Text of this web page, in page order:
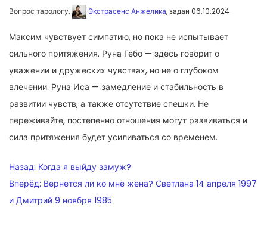
Вопрос тарологу: Экстрасенс Анжелика, задан 06.10.2024
Максим чувствует симпатию, но пока не испытывает
сильного притяжения. Руна Гебо — здесь говорит о
уважении и дружеских чувствах, но не о глубоком
влечении. Руна Иса — замедление и стабильность в
развитии чувств, а также отсутствие спешки. Не
переживайте, постепенно отношения могут развиваться и
сила притяжения будет усиливаться со временем.
НАВИГАЦИЯ
ПО
ЗАПИСЯМ
Назад: Когда я выйду замуж?
Вперёд: Вернется ли ко мне жена? Светлана 14 апреля 1997
и Дмитрий 9 ноября 1985